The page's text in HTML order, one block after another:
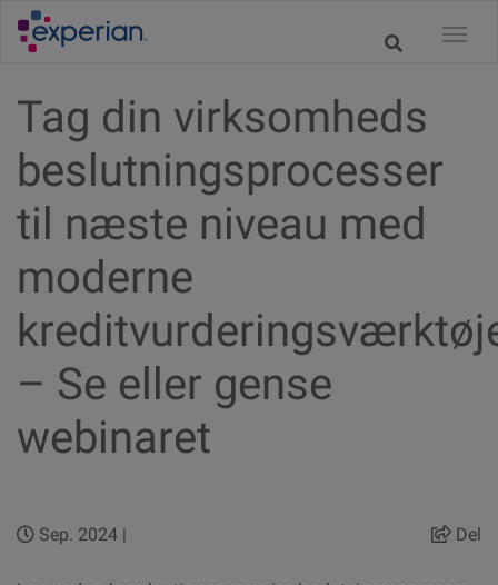
Tag din virksomheds
beslutningsprocesser
til næste niveau med
moderne
– Se eller gense
webinaret
Sep. 2024 | Del